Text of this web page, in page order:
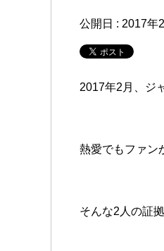
公開日 : 2017年
2017年2月、ジ
熱愛でもファン
そんな2人の証